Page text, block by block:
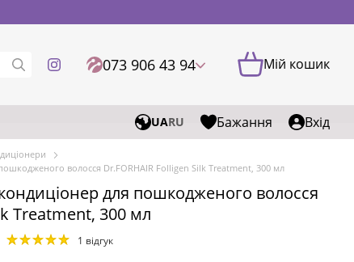
073 906 43 94 Мій кошик
UARU Бажання Вхід
волосся Dr.FORHAIR Folligen Silk Treatment, 300 мл
для пошкодженого волосся
Treatment, 300 мл
1 відгук